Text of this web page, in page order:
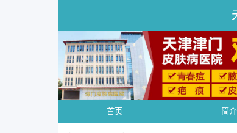
首页 简介